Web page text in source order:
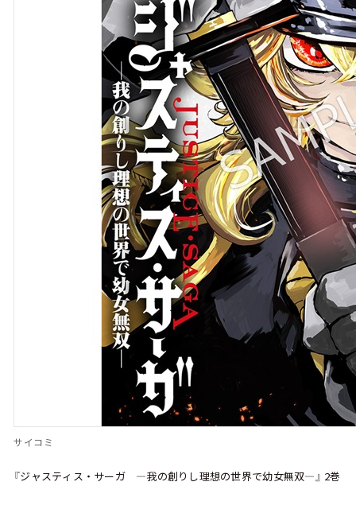
サイコミ
『ジャスティス・サーガ ―我の創りし理想の世界で幼女無双―』 2巻